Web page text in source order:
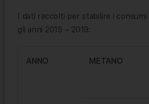
I dati raccolti per stabilire i
gli anni 2015 – 2019:
ANNO METANO